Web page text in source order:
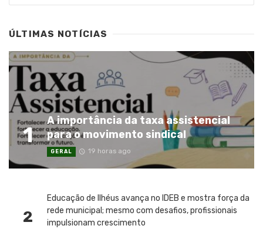
ÚLTIMAS NOTÍCIAS
1
A importância da taxa assistencial
para o movimento sindical
GERAL 19 horas ago
2
Educação de Ilhéus avança no IDEB e mostra força da
rede municipal; mesmo com desafios, profissionais
impulsionam crescimento